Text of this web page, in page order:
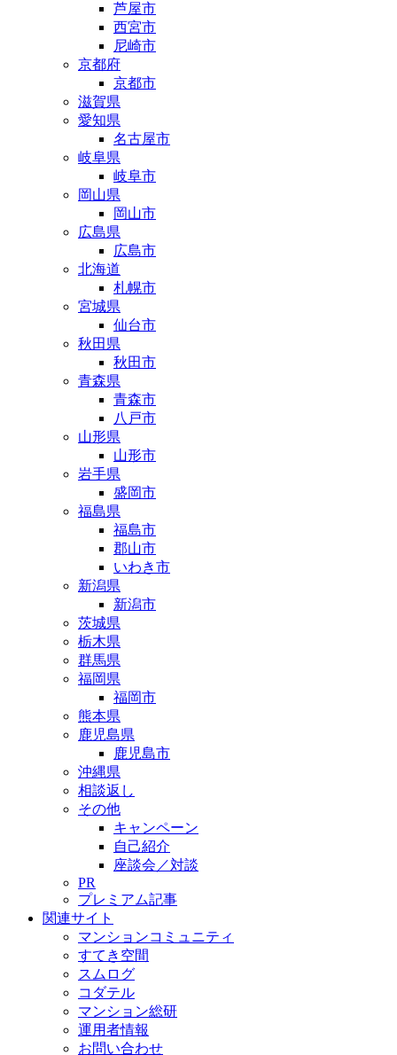
芦屋市
西宮市
尼崎市
京都府
京都市
滋賀県
愛知県
名古屋市
岐阜県
岐阜市
岡山県
岡山市
広島県
広島市
北海道
札幌市
宮城県
仙台市
秋田県
秋田市
青森県
青森市
八戸市
山形県
山形市
岩手県
盛岡市
福島県
福島市
郡山市
いわき市
新潟県
新潟市
茨城県
栃木県
群馬県
福岡県
福岡市
熊本県
鹿児島県
鹿児島市
沖縄県
相談返し
その他
キャンペーン
自己紹介
座談会／対談
PR
プレミアム記事
関連サイト
マンションコミュニティ
すてき空間
スムログ
コダテル
マンション総研
運用者情報
お問い合わせ